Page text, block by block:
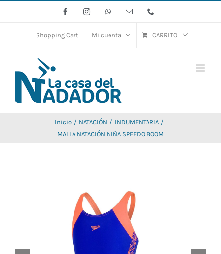
FacebookInstagramWhatsAppCorreo
Shopping Cart Mi cuenta CARRITO
Inicio NATACIÓN
INDUMENTARIA
MALLA NATACIÓN NIÑA SPEEDO BOOM